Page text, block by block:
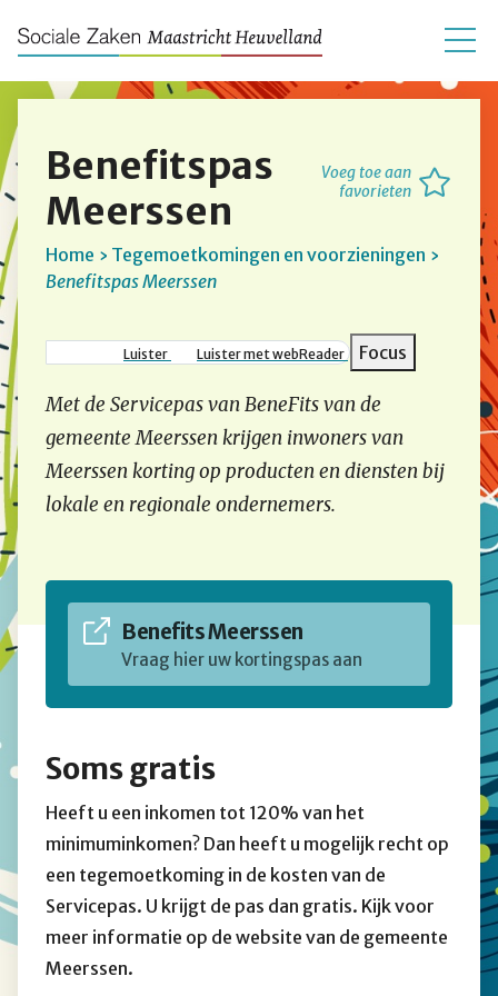
Voeg toe aan
favorieten
Benefitspas
Meerssen
Home
Tegemoetkomingen en voorzieningen
Benefitspas Meerssen
Luister Luister met webReader Focus
Met de Servicepas van BeneFits van de
gemeente Meerssen krijgen inwoners van
Meerssen korting op producten en diensten bij
lokale en regionale ondernemers.
Benefits Meerssen
Vraag hier uw kortingspas aan
Soms gratis
Heeft u een inkomen tot 120% van het
minimuminkomen? Dan heeft u mogelijk recht op
een tegemoetkoming in de kosten van de
Servicepas. U krijgt de pas dan gratis. Kijk voor
meer informatie op de website van de gemeente
Meerssen.